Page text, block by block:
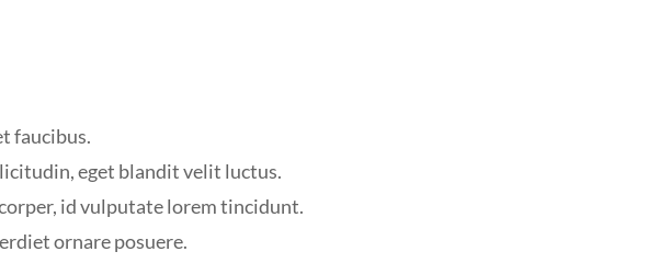
faucibus.
eget blandit velit luctus.
id vulputate lorem tincidunt.
ornare posuere.